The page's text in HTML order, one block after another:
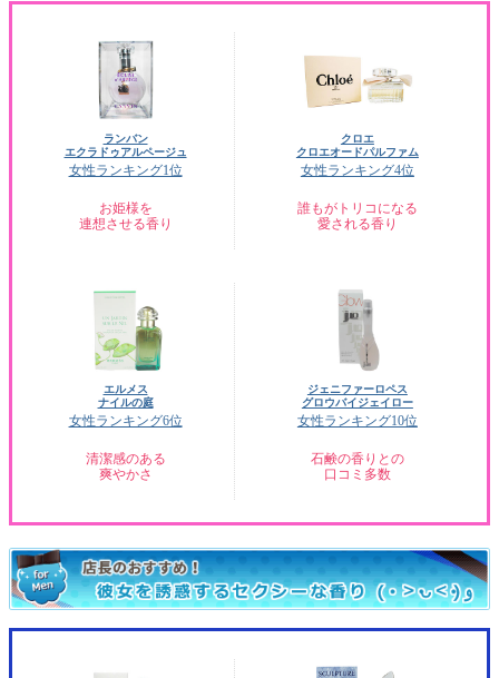
ランバン
エクラドゥアルページュ
女性ランキング1位
お姫様を
連想させる香り
クロエ
クロエオードパルファム
女性ランキング4位
誰もがトリコになる
愛される香り
エルメス
ナイルの庭
女性ランキング6位
清潔感のある
爽やかさ
ジェニファーロペス
グロウバイジェイロー
女性ランキング10位
石鹸の香りとの
口コミ多数